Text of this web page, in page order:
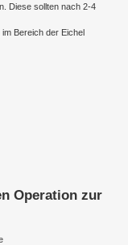
Diese sollten nach 2-4
Bereich der Eichel
Operation zur